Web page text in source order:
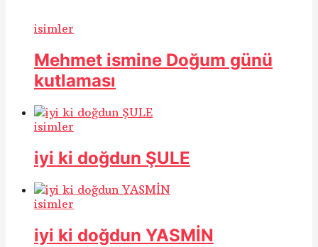
isimler
Mehmet ismine Doğum günü
kutlaması
isimler
iyi ki doğdun ŞULE
isimler
iyi ki doğdun YASMİN